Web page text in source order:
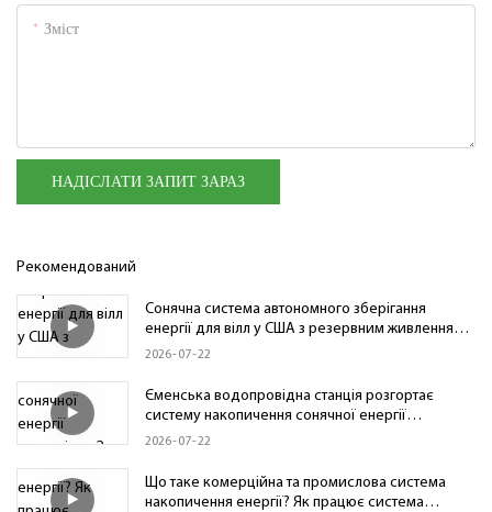
Зміст
НАДІСЛАТИ ЗАПИТ ЗАРАЗ
Рекомендований
Сонячна система автономного зберігання
енергії для вілл у США з резервним живленням
від GSL потужністю 86 кВт·год
2026 07 22
Єменська водопровідна станція розгортає
систему накопичення сонячної енергії
потужністю 2 МВт·год | Проект промислової
2026 07 22
Що таке комерційна та промислова система
накопичення енергії? Як працює система